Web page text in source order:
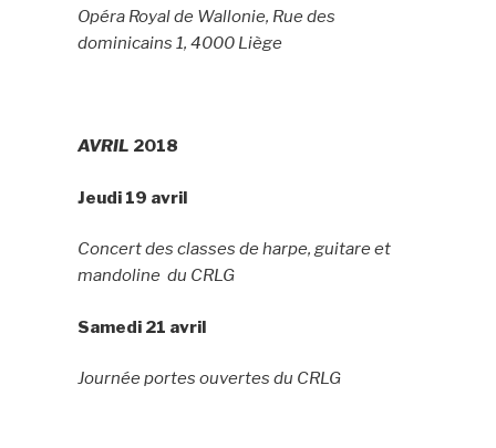
Opéra Royal de Wallonie, Rue des
dominicains 1, 4000 Liège
AVRIL 2018
Jeudi 19 avril
Concert des classes de harpe, guitare et
mandoline du CRLG
Samedi 21 avril
Journée portes ouvertes du CRLG